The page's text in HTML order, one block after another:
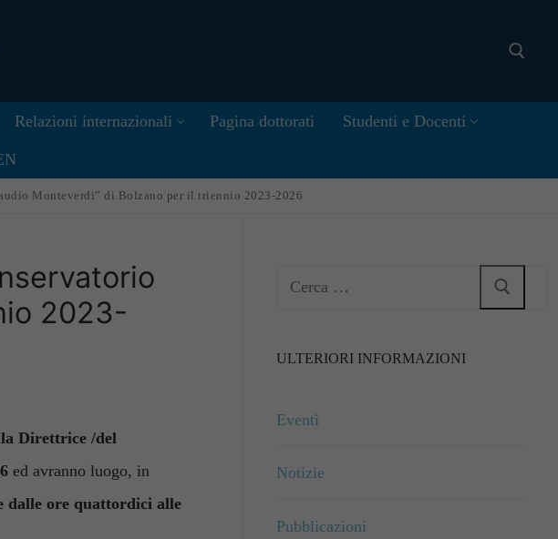
Cerca:
Relazioni internazionali Pagina dottorati Studenti e Docenti
Mon­teverdi” di Bolzano per il triennio 2023-2026
2023-
Direttrice /del
ed avranno luogo, in
dalle ore quattordici alle
Cerca:
ULTERIORI INFORMAZIONI
Eventi
Notizie
Pubblicazioni